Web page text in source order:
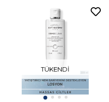
TÜKENDI